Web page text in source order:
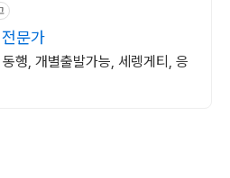
문가
행, 개별출발가능, 세렝게티, 응